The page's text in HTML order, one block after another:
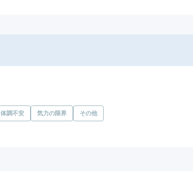
体調不安 気力の限界 その他